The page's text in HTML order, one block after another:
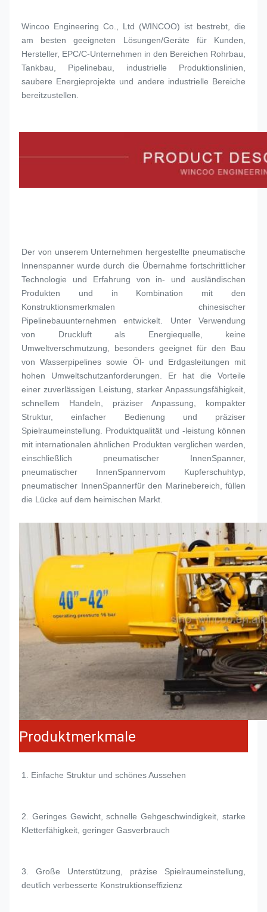
Wincoo Engineering Co., Ltd (WINCOO) ist bestrebt, die
am besten geeigneten Lösungen/Geräte für Kunden,
Hersteller, EPC/C-Unternehmen in den Bereichen Rohrbau,
Tankbau, Pipelinebau, industrielle Produktionslinien,
saubere Energieprojekte und andere industrielle Bereiche
bereitzustellen.
Der von unserem Unternehmen hergestellte pneumatische
Innenspanner wurde durch die Übernahme fortschrittlicher
Technologie und Erfahrung von in- und ausländischen
Produkten und in Kombination mit den
Konstruktionsmerkmalen chinesischer
Pipelinebauunternehmen entwickelt. Unter Verwendung
von Druckluft als Energiequelle, keine
Umweltverschmutzung, besonders geeignet für den Bau
von Wasserpipelines sowie Öl- und Erdgasleitungen mit
hohen Umweltschutzanforderungen. Er hat die Vorteile
einer zuverlässigen Leistung, starker Anpassungsfähigkeit,
schnellem Handeln, präziser Anpassung, kompakter
Struktur, einfacher Bedienung und präziser
Spielraumeinstellung. Produktqualität und -leistung können
mit internationalen ähnlichen Produkten verglichen werden,
einschließlich pneumatischer InnenSpanner,
pneumatischer InnenSpannervom Kupferschuhtyp,
pneumatischer InnenSpannerfür den Marinebereich, füllen
die Lücke auf dem heimischen Markt.
Produktmerkmale
1. Einfache Struktur und schönes Aussehen
2. Geringes Gewicht, schnelle Gehgeschwindigkeit, starke
Kletterfähigkeit, geringer Gasverbrauch
3. Große Unterstützung, präzise Spielraumeinstellung,
deutlich verbesserte Konstruktionseffizienz